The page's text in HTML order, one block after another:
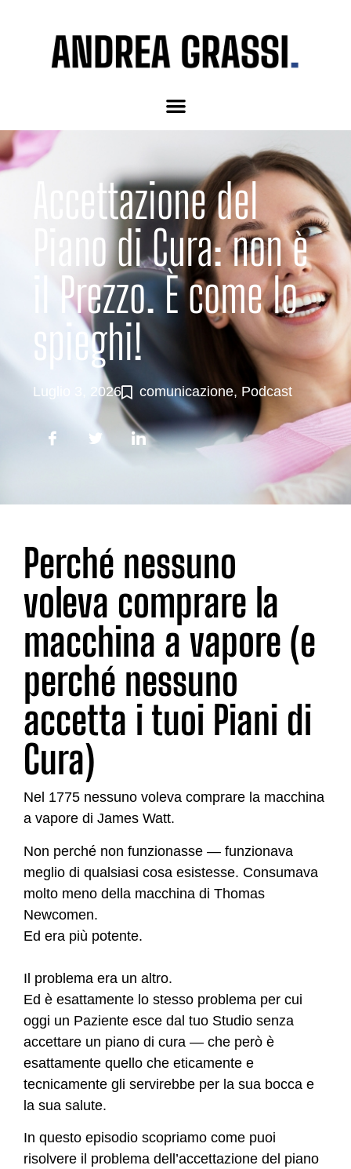
Accettazione del
Piano di Cura: non è
il Prezzo. È come lo
spieghi!
Luglio 3, 2026 comunicazione, Podcast
Perché nessuno
voleva comprare la
macchina a vapore (e
perché nessuno
accetta i tuoi Piani di
Cura)
Nel 1775 nessuno voleva comprare la macchina
a vapore di James Watt.
Non perché non funzionasse — funzionava
meglio di qualsiasi cosa esistesse. Consumava
molto meno della macchina di Thomas
Newcomen.
Ed era più potente.
Il problema era un altro.
Ed è esattamente lo stesso problema per cui
oggi un Paziente esce dal tuo Studio senza
accettare un piano di cura — che però è
esattamente quello che eticamente e
tecnicamente gli servirebbe per la sua bocca e
la sua salute.
In questo episodio scopriamo come puoi
risolvere il problema dell’accettazione del piano